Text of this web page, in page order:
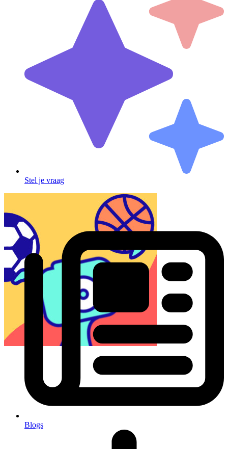
Stel je vraag
Blogs